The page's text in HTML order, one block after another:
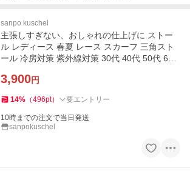
sanpo kuschel
主張しすぎない、おしゃれの仕上げに ストー
ル レディース 春夏 レース スカーフ 三角スト
ール 冷房対策 紫外線対策 30代 40代 50代 60
3,900円
14% （496pt） 要エントリー
10時までの注文で当日発送
sanpokuschel